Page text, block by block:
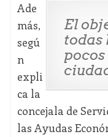
El
todas
Ade
más,
segú
n
expli
ca la
concejala de
las Ayudas